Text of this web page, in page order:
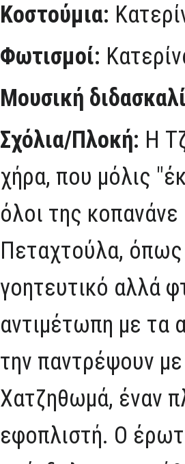
Κοστούμια:
Φωτισμοί:
Μουσική
Σχόλια/Πλοκή: Η
χήρα, που μόλις
όλοι της κοπανάνε
Πεταχτούλα, όπως
γοητευτικό αλλά
αντιμέτωπη με τα
την παντρέψουν
Χατζηθωμά, έναν
εφοπλιστή. Ο